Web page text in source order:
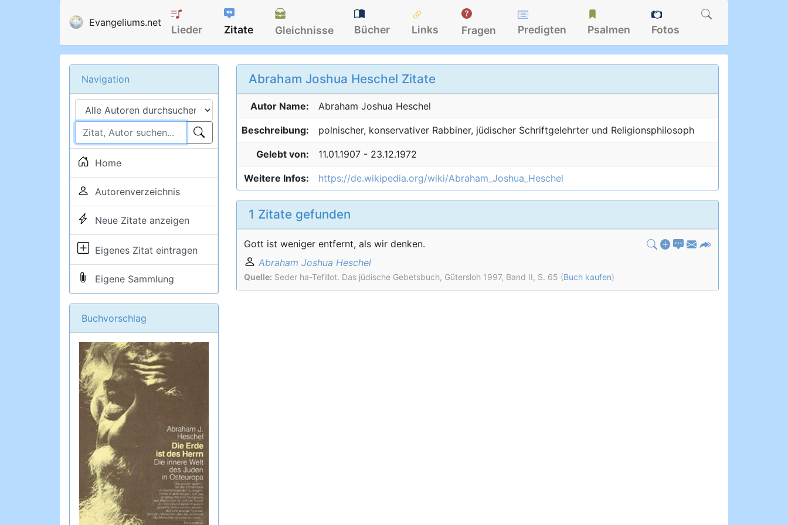
Evangeliums.net
Lieder Zitate Gleichnisse Bücher Links Fragen Predigten Psalmen Fotos
Navigation
Home
Autorenverzeichnis
Neue Zitate anzeigen
Eigenes Zitat eintragen
Eigene Sammlung
Buchvorschlag
Abraham Joshua Heschel Zitate
Autor Name: Abraham Joshua Heschel
Beschreibung: polnischer, konservativer Rabbiner, jüdischer Schriftgelehrter und Religionsphilosoph
Gelebt von: 11.01.1907 - 23.12.1972
Weitere Infos: https://de.wikipedia.org/wiki/Abraham_Joshua_Heschel
1 Zitate gefunden
Gott ist weniger entfernt, als wir denken.
Abraham Joshua Heschel
Quelle: Seder ha-Tefillot. Das jüdische Gebetsbuch, Gütersloh 1997, Band II, S. 65 (Buch kaufen)